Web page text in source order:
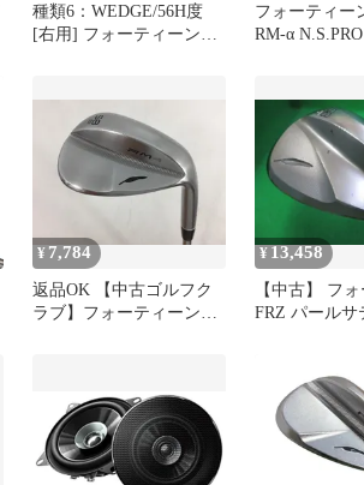
種類6：WEDGE/56H度
[右用] フォーティーン
101w スチールシャフト
フォーティー
RM-α N.S.PRO
ッジ シャフト
FOURTEEN
¥7,784
返品OK 【中古ゴルフク
ラブ】フォーティーン
¥13,458
【中古】 フ
FRZ パールサ
ズ 男性用 右
ランク ゴルフ